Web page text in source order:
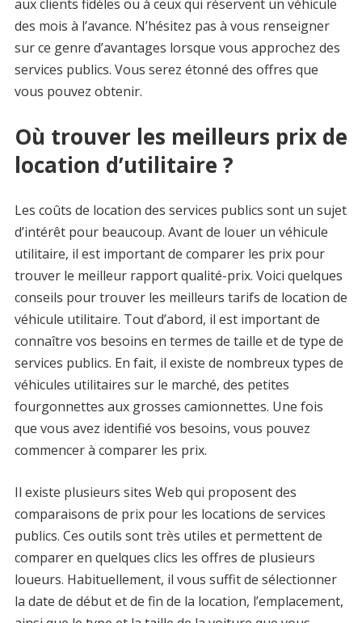
aux clients fidèles ou à ceux qui réservent un véhicule
des mois à l’avance. N’hésitez pas à vous renseigner
sur ce genre d’avantages lorsque vous approchez des
services publics. Vous serez étonné des offres que
vous pouvez obtenir.
Où trouver les meilleurs prix de
location d’utilitaire ?
Les coûts de location des services publics sont un sujet
d’intérêt pour beaucoup. Avant de louer un véhicule
utilitaire, il est important de comparer les prix pour
trouver le meilleur rapport qualité-prix. Voici quelques
conseils pour trouver les meilleurs tarifs de location de
véhicule utilitaire. Tout d’abord, il est important de
connaître vos besoins en termes de taille et de type de
services publics. En fait, il existe de nombreux types de
véhicules utilitaires sur le marché, des petites
fourgonnettes aux grosses camionnettes. Une fois
que vous avez identifié vos besoins, vous pouvez
commencer à comparer les prix.
Il existe plusieurs sites Web qui proposent des
comparaisons de prix pour les locations de services
publics. Ces outils sont très utiles et permettent de
comparer en quelques clics les offres de plusieurs
loueurs. Habituellement, il vous suffit de sélectionner
la date de début et de fin de la location, l’emplacement,